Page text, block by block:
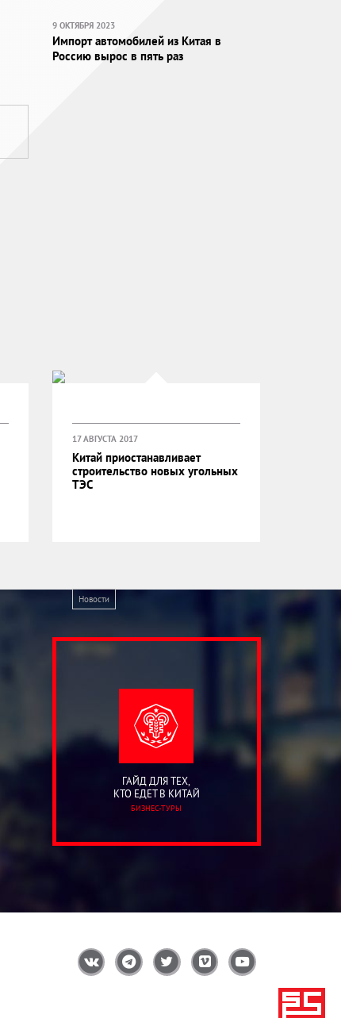
9 ОКТЯБРЯ 2023
Импорт автомобилей из Китая в
Россию вырос в пять раз
Новости
17 АВГУСТА 2017
Китай приостанавливает
строительство новых угольных
ТЭС
ГАЙД ДЛЯ ТЕХ,
КТО ЕДЕТ В КИТАЙ
БИЗНЕС-ТУРЫ